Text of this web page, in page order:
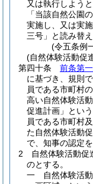
又は執行しよう
「当該自然公園
実施し、又は実
三号」と読み替
(令五条例
(自然体験活動促
第四十条
前条第
に基づき、規則
員である市町村
高い自然体験活
促進計画」とい
員である市町村
た自然体験活動
で、知事の認定
2
自然体験活動促
のとする。
一
自然体験活